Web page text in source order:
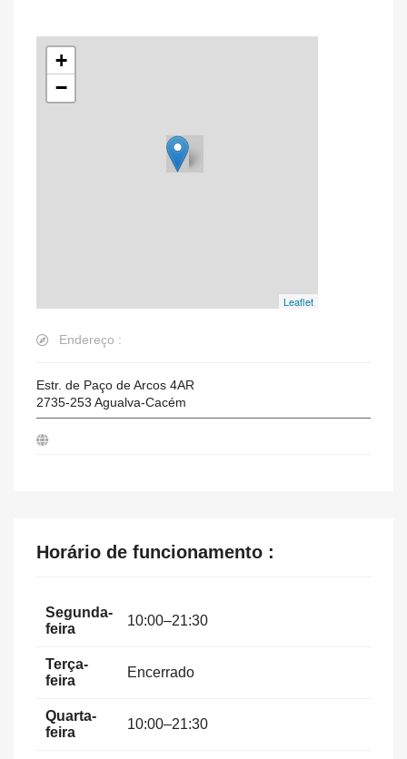
+
−
Leaflet
Endereço :
Estr. de Paço de Arcos 4AR
2735-253 Agualva-Cacém
Horário de funcionamento :
Segunda-
feira
10:00–21:30
Terça-
feira
Encerrado
Quarta-
feira
10:00–21:30